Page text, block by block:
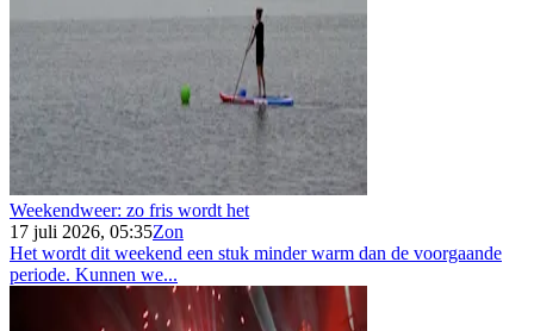
Weekendweer: zo fris wordt het
17 juli 2026, 05:35Zon
Het wordt dit weekend een stuk minder warm dan de voorgaande
periode. Kunnen we...